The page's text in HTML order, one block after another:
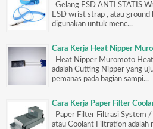
Gelang ESD ANTI STATIS
ESD wrist strap , atau ground
digunakan untuk menc...
Cara Kerja Heat Nipper
Heat Nipper Muromoto
adalah Cutting Nipper yang
pemanas pada bagian sampi...
Cara Kerja Paper Filter
Paper Filter Filtrasi System
atau Coolant Filtration adalah